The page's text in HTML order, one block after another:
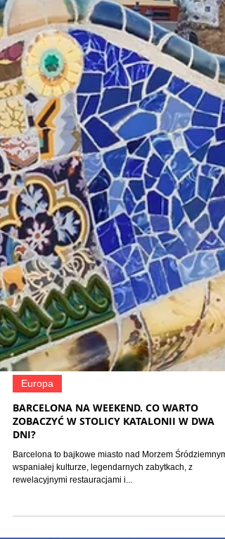
Europa
BARCELONA NA WEEKEND. CO WARTO
ZOBACZYĆ W STOLICY KATALONII W DWA